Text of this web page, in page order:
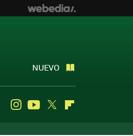
NUEVO
InstagramYoutube
Twitter